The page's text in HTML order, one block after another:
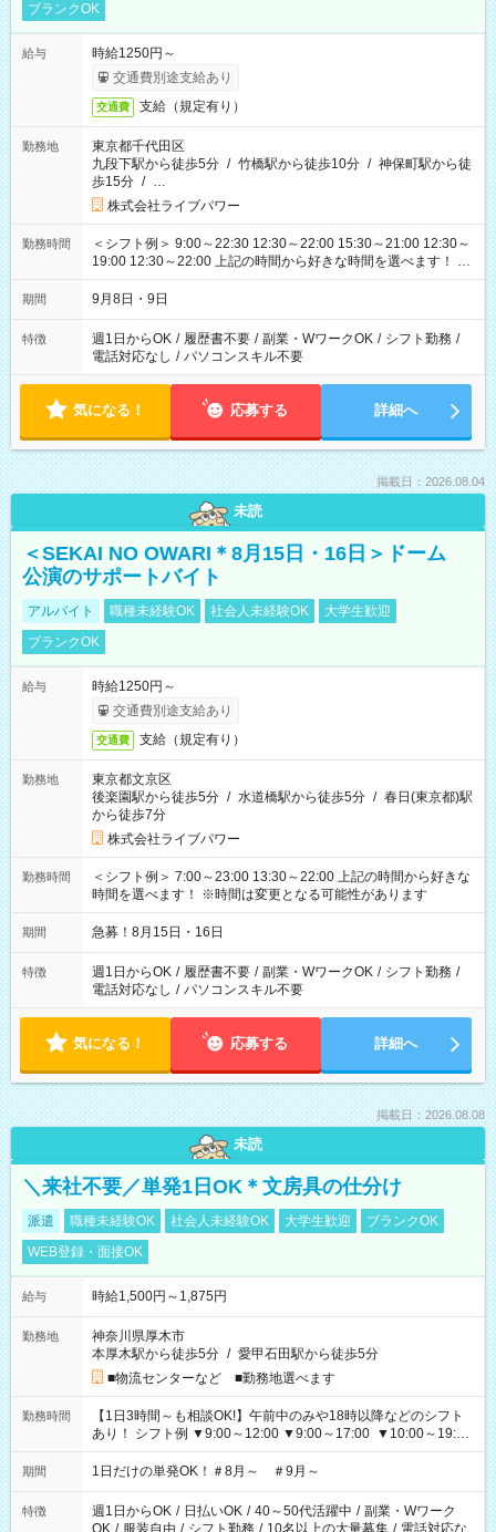
ブランクOK
給与
時給1250円～
交通費別途支給あり
交通費 支給（規定有り）
勤務地
東京都千代田区
九段下駅から徒歩5分 / 竹橋駅から徒歩10分 / 神保町駅から徒
歩15分 / …
株式会社ライブパワー
勤務時間
＜シフト例＞ 9:00～22:30 12:30～22:00 15:30～21:00 12:30～
19:00 12:30～22:00 上記の時間から好きな時間を選べます！ ※
時間は変更となる可能性があります
期間 9月8日・9日
特徴 週1日からOK / 履歴書不要 / 副業・WワークOK / シフト勤務 /
電話対応なし / パソコンスキル不要
気になる！ 応募する 詳細へ
掲載日：2026.08.04
未読
＜SEKAI NO OWARI＊8月15日・16日＞ドーム
公演のサポートバイト
アルバイト 職種未経験OK 社会人未経験OK
大学生歓迎
ブランクOK
給与
時給1250円～
交通費別途支給あり
交通費 支給（規定有り）
勤務地
東京都文京区
後楽園駅から徒歩5分 / 水道橋駅から徒歩5分 / 春日(東京都)駅
から徒歩7分
株式会社ライブパワー
勤務時間
＜シフト例＞ 7:00～23:00 13:30～22:00 上記の時間から好きな
時間を選べます！ ※時間は変更となる可能性があります
期間 急募！8月15日・16日
特徴 週1日からOK / 履歴書不要 / 副業・WワークOK / シフト勤務 /
電話対応なし / パソコンスキル不要
気になる！ 応募する 詳細へ
掲載日：2026.08.08
未読
＼来社不要／単発1日OK＊文房具の仕分け
派遣 職種未経験OK 社会人未経験OK 大学生歓迎
ブランクOK
WEB登録・面接OK
給与 時給1,500円～1,875円
勤務地
神奈川県厚木市
本厚木駅から徒歩5分 / 愛甲石田駅から徒歩5分
■物流センターなど ■勤務地選べます
勤務時間
【1日3時間～も相談OK!】午前中のみや18時以降などのシフト
あり！ シフト例 ▼9:00～12:00 ▼9:00～17:00 ▼10:00～19:00
▼18:00～21:00
期間 1日だけの単発OK！＃8月～ ＃9月～
特徴 週1日からOK / 日払いOK / 40～50代活躍中 / 副業・Wワーク
OK / 服装自由 / シフト勤務 / 10名以上の大量募集 / 電話対応な